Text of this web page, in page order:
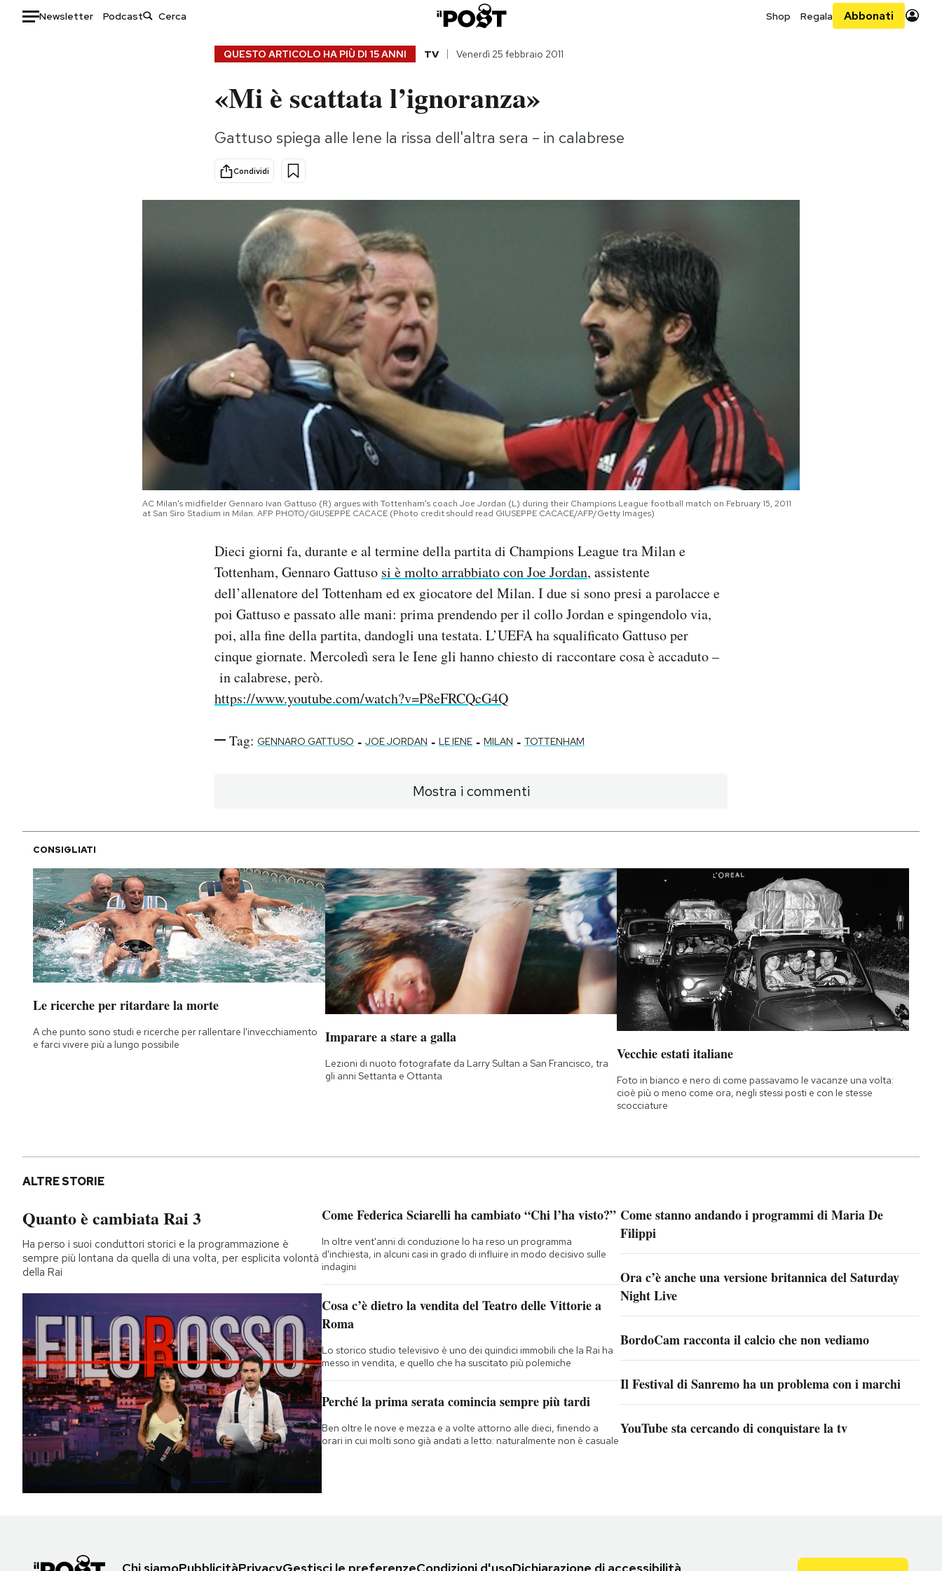
Newsletter Podcast Shop Regala Abbonati
Consumismi
Storie/Idee
Ok Boomer!
Mondiali calcio 2026
QUESTO ARTICOLO HA PIÙ DI 15 ANNI TV Venerdì 25 febbraio 2011
«Mi è scattata l’ignoranza»
Gattuso spiega alle Iene la rissa dell'altra sera – in calabrese
Condividi
AC Milan's midfielder Gennaro Ivan Gattuso (R) argues with Tottenham's coach Joe Jordan (L) during their Champions League football match on February 15, 2011
at San Siro Stadium in Milan. AFP PHOTO/GIUSEPPE CACACE (Photo credit should read GIUSEPPE CACACE/AFP/Getty Images)
Dieci giorni fa, durante e al termine della partita di Champions League tra Milan e
Tottenham, Gennaro Gattuso si è molto arrabbiato con Joe Jordan, assistente
dell’allenatore del Tottenham ed ex giocatore del Milan. I due si sono presi a parolacce e
poi Gattuso e passato alle mani: prima prendendo per il collo Jordan e spingendolo via,
poi, alla fine della partita, dandogli una testata. L’UEFA ha squalificato Gattuso per
cinque giornate. Mercoledì sera le Iene gli hanno chiesto di raccontare cosa è accaduto –
in calabrese, però.
https://www.youtube.com/watch?v=P8eFRCQcG4Q
Tag: GENNARO GATTUSO - JOE JORDAN - LE IENE - MILAN - TOTTENHAM
Mostra i commenti
CONSIGLIATI
Le ricerche per ritardare la morte
A che punto sono studi e ricerche per rallentare l'invecchiamento
e farci vivere più a lungo possibile
Imparare a stare a galla
Lezioni di nuoto fotografate da Larry Sultan a San Francisco, tra
gli anni Settanta e Ottanta
Vecchie estati italiane
Foto in bianco e nero di come passavamo le vacanze una volta:
cioè più o meno come ora, negli stessi posti e con le stesse
scocciature
ALTRE STORIE
Quanto è cambiata Rai 3
Ha perso i suoi conduttori storici e la programmazione è
sempre più lontana da quella di una volta, per esplicita volontà
della Rai
Come Federica Sciarelli ha cambiato “Chi l’ha visto?”
In oltre vent'anni di conduzione lo ha reso un programma
d'inchiesta, in alcuni casi in grado di influire in modo decisivo sulle
indagini
Cosa c’è dietro la vendita del Teatro delle Vittorie a
Roma
Lo storico studio televisivo è uno dei quindici immobili che la Rai ha
messo in vendita, e quello che ha suscitato più polemiche
Perché la prima serata comincia sempre più tardi
Ben oltre le nove e mezza e a volte attorno alle dieci, finendo a
orari in cui molti sono già andati a letto: naturalmente non è casuale
Come stanno andando i programmi di Maria De
Filippi
Ora c’è anche una versione britannica del Saturday
Night Live
BordoCam racconta il calcio che non vediamo
Il Festival di Sanremo ha un problema con i marchi
YouTube sta cercando di conquistare la tv